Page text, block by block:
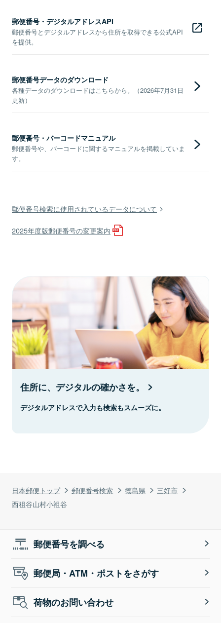
日本郵便トップ 郵便番号検索 徳島県
三好市
西祖谷山村小祖谷
郵便番号・デジタルアドレスAPI
郵便番号とデジタルアドレスから住所を取得できる公式API
を提供。
郵便番号データのダウンロード
各種データのダウンロードはこちらから。（2026年7月31日
更新）
郵便番号・バーコードマニュアル
郵便番号や、バーコードに関するマニュアルを掲載していま
す。
郵便番号検索に使用されているデータについて
2025年度版郵便番号の変更案内
住所に、デジタルの確かさを。
デジタルアドレスで入力も検索もスムーズに。
郵便番号を調べる
郵便局・ATM・ポストをさがす
荷物のお問い合わせ